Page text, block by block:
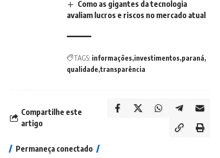
Como as gigantes da tecnologia
avaliam lucros e riscos no mercado atual
TAGS: informações investimentos paraná
qualidade transparência
Compartilhe este
artigo
Permaneça conectado